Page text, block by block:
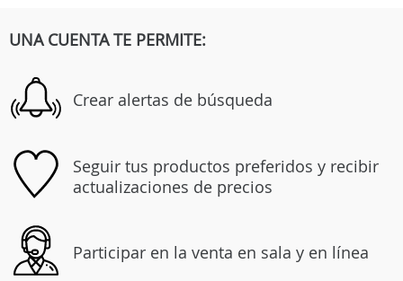
UNA CUENTA TE PERMITE:
Crear alertas de búsqueda
Seguir tus productos preferidos y recibir
actualizaciones de precios
Participar en la venta en sala y en línea